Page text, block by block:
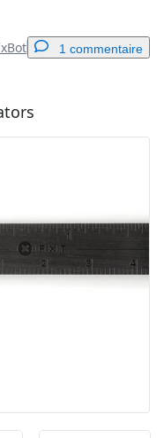
1 commentaire
Publier un commentaire